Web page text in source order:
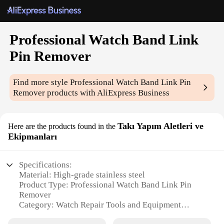
Professional Watch Band Link
Pin Remover
Find more styleProfessional Watch Band Link Pin
Remover products with AliExpress Business
Here are the products found in the Takı Yapım Aletleri ve
Ekipmanları
Specifications:
Material: High-grade stainless steel
Product Type: Professional Watch Band Link Pin
Remover
Category: Watch Repair Tools and Equipment